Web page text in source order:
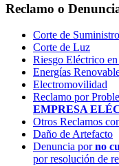
Reclamo o
Corte de
Corte de Luz
Riesgo Eléctrico
Energías
Electromovilidad
Reclamo por
EMPRESA
Otros Reclamos
Daño de Artefacto
Denuncia porno
por resolución de